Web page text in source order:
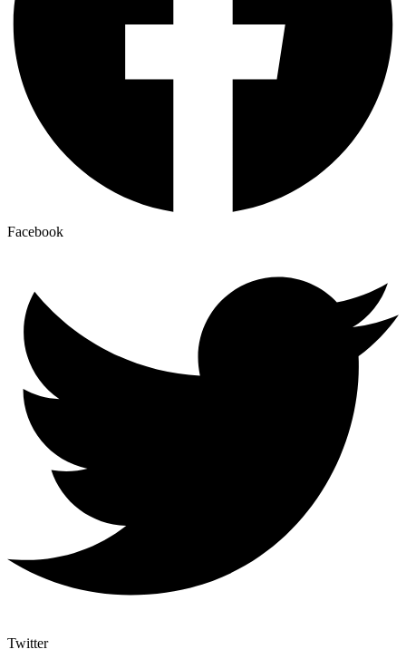
Facebook
Twitter